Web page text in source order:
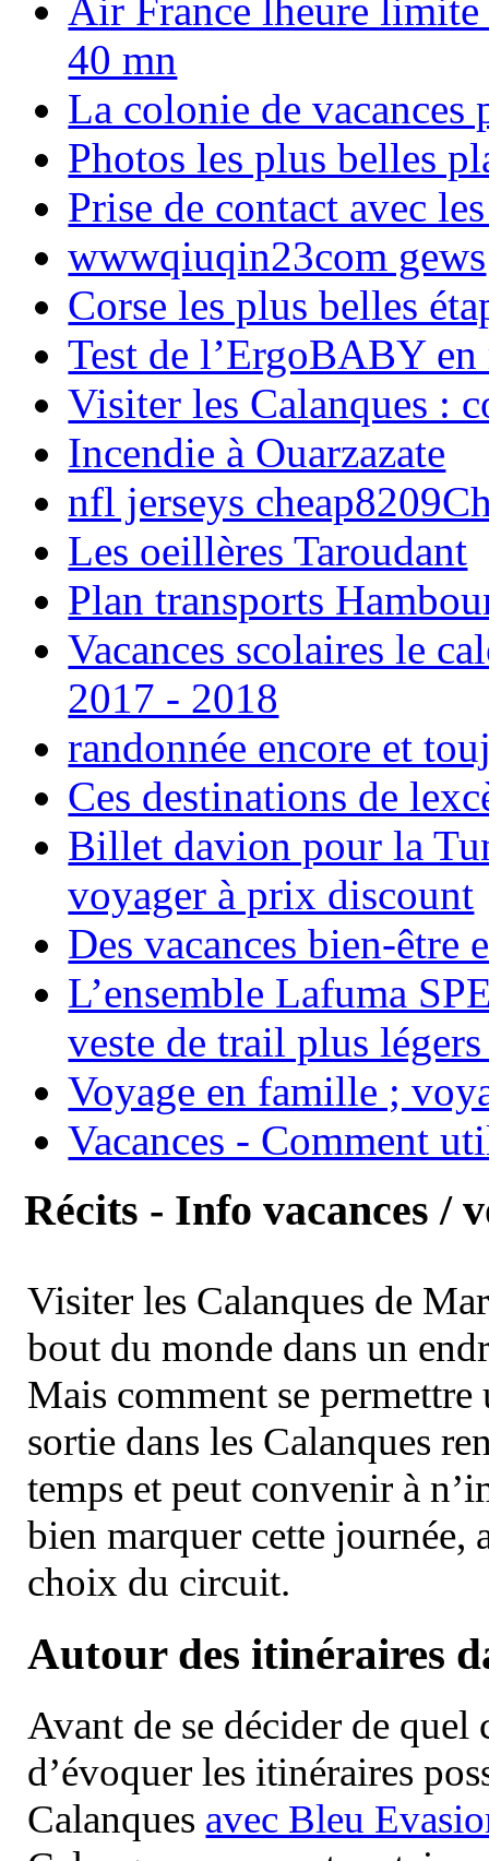
Air France lheure limite
40 mn
La colonie de vacances
Photos les plus belles
Prise de contact avec
wwwqiuqin23com gews
Corse les plus belles
Test de l’ErgoBABY en
Visiter les Calanques :
Incendie à Ouarzazate
nfl jerseys
Les oeillères Taroudant
Plan transports
Vacances scolaires le
2017 - 2018
randonnée encore et
Ces destinations de
Billet davion pour la
voyager à prix discount
Des vacances bien-être
L’ensemble Lafuma
veste de trail plus
Voyage en famille ;
Vacances - Comment
Récits - Info vacances /
Visiter les Calanques de
bout du monde dans un
Mais comment se permettre
sortie dans les Calanques
temps et peut convenir à
bien marquer cette journée,
choix du circuit.
Autour des itinéraires
Avant de se décider de
d’évoquer les itinéraires
Calanques avec Bleu